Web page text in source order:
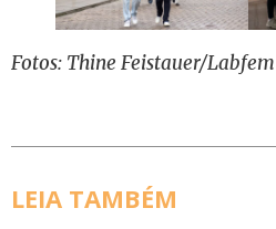
Fotos: Thine Feistauer/
LEIA TAMBÉM